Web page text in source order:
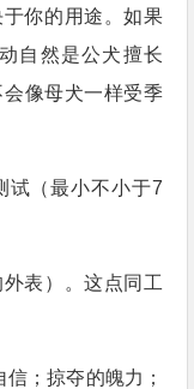
你的用途。如果
自然是公犬擅长
像母犬一样受季
试（最小不小于7
表）。这点同工
；掠夺的魄力；